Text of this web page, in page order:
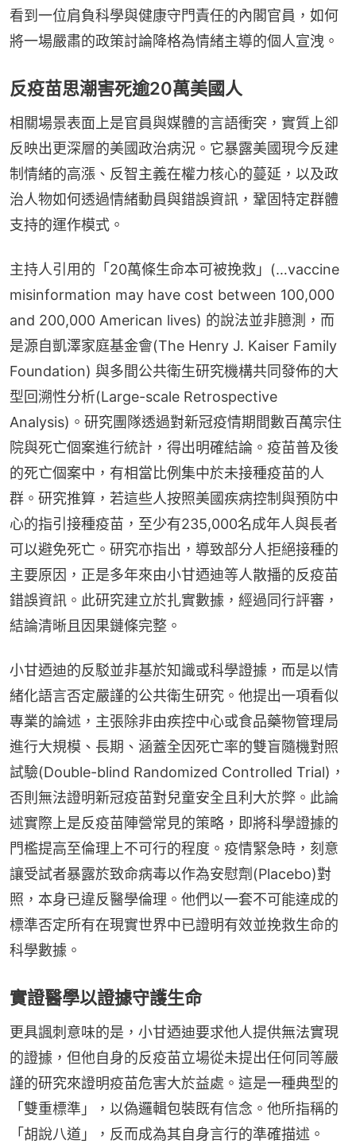
看到一位肩負科學與健康守門責任的內閣官員，如何
將一場嚴肅的政策討論降格為情緒主導的個人宣洩。
反疫苗思潮害死逾20萬美國人
相關場景表面上是官員與媒體的言語衝突，實質上卻
反映出更深層的美國政治病況。它暴露美國現今反建
制情緒的高漲、反智主義在權力核心的蔓延，以及政
治人物如何透過情緒動員與錯誤資訊，鞏固特定群體
支持的運作模式。
主持人引用的「20萬條生命本可被挽救」(…vaccine
misinformation may have cost between 100,000
and 200,000 American lives) 的說法並非臆測，而
是源自凱澤家庭基金會(The Henry J. Kaiser Family
Foundation) 與多間公共衛生研究機構共同發佈的大
型回溯性分析(Large-scale Retrospective
Analysis)。研究團隊透過對新冠疫情期間數百萬宗住
院與死亡個案進行統計，得出明確結論。疫苗普及後
的死亡個案中，有相當比例集中於未接種疫苗的人
群。研究推算，若這些人按照美國疾病控制與預防中
心的指引接種疫苗，至少有235,000名成年人與長者
可以避免死亡。研究亦指出，導致部分人拒絕接種的
主要原因，正是多年來由小甘迺迪等人散播的反疫苗
錯誤資訊。此研究建立於扎實數據，經過同行評審，
結論清晰且因果鏈條完整。
小甘迺迪的反駁並非基於知識或科學證據，而是以情
緒化語言否定嚴謹的公共衛生研究。他提出一項看似
專業的論述，主張除非由疾控中心或食品藥物管理局
進行大規模、長期、涵蓋全因死亡率的雙盲隨機對照
試驗(Double-blind Randomized Controlled Trial)，
否則無法證明新冠疫苗對兒童安全且利大於弊。此論
述實際上是反疫苗陣營常見的策略，即將科學證據的
門檻提高至倫理上不可行的程度。疫情緊急時，刻意
讓受試者暴露於致命病毒以作為安慰劑(Placebo)對
照，本身已違反醫學倫理。他們以一套不可能達成的
標準否定所有在現實世界中已證明有效並挽救生命的
科學數據。
實證醫學以證據守護生命
更具諷刺意味的是，小甘迺迪要求他人提供無法實現
的證據，但他自身的反疫苗立場從未提出任何同等嚴
謹的研究來證明疫苗危害大於益處。這是一種典型的
「雙重標準」，以偽邏輯包裝既有信念。他所指稱的
「胡說八道」，反而成為其自身言行的準確描述。